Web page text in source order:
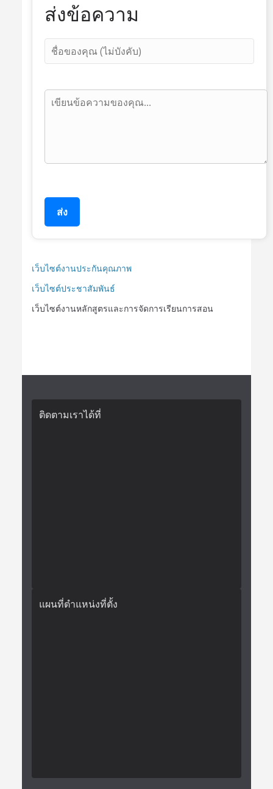
ส่งข้อความ
ส่ง
เว็บไซต์งานประกันคุณภาพ
เว็บไซต์ประชาสัมพันธ์
เว็บไซต์งานหลักสูตรและการจัดการเรียนการสอน
ติดตามเราได้ที่
แผนที่ตำแหน่งที่ตั้ง